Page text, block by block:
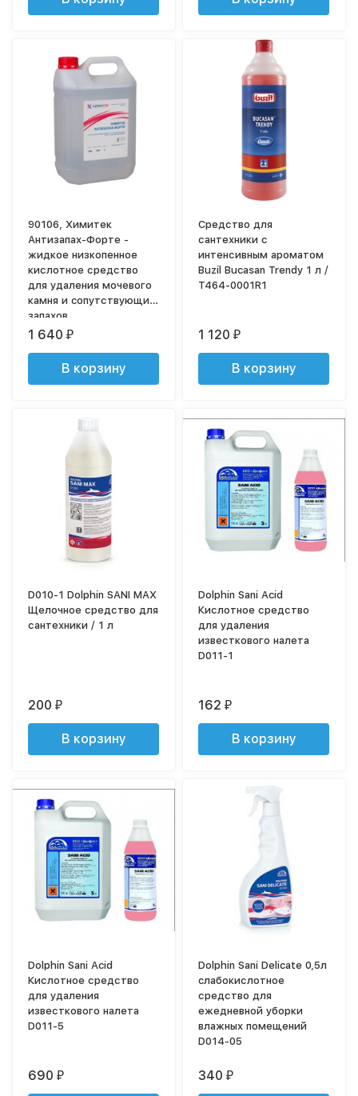
90106, Химитек
Антизапах-Форте -
жидкое низкопенное
кислотное средство
для удаления мочевого
камня и cопутствующих
запахов
1 640₽
В корзину
Cредство для
сантехники с
интенсивным ароматом
Buzil Bucasan Trendy 1 л /
T464-0001R1
1 120₽
В корзину
D010-1 Dolphin SANI MAX
Щелочное средство для
сантехники / 1 л
200₽
В корзину
Dolphin Sani Acid
Кислотное средство
для удаления
известкового налета
D011-1
162₽
В корзину
Dolphin Sani Acid
Кислотное средство
для удаления
известкового налета
D011-5
690₽
Dolphin Sani Delicate 0,5л
cлабокислотное
средство для
ежедневной уборки
влажных помещений
D014-05
340₽